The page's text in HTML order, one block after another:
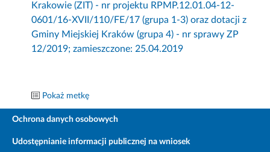
Krakowie (ZIT) - nr projektu RPMP.12.01.04-12-
0601/16-XVII/110/FE/17 (grupa 1-3) oraz dotacji z
Gminy Miejskiej Kraków (grupa 4) - nr sprawy ZP
12/2019; zamieszczone: 25.04.2019
Pokaż metkę
Ochrona danych osobowych
Udostępnianie informacji publicznej na wniosek